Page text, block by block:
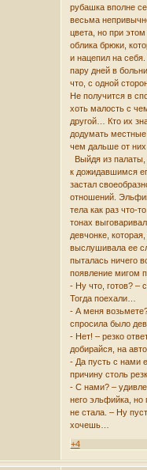
рубашка вполне
весьма
цвета, но при
облика брюки,
и нацепил на
пару дней в
что, с одной
Не получится в
хоть малость с
другой… Кто их
додумать
чем дальше от
Выйдя из палаты,
к дожидавшимся
застал
отношений.
тела как раз что-
тонах
девчонке,
выслушивала ее
пыталась ничего
появление мигом
- Ну что, готов? –
Тогда поехали…
- А меня
спросила было
- Нет! – резко
добирайся, на
- Да пусть с нами
причину столь
- С нами? –
него эльфийка, но
не стала. – Ну
хочешь…
+4